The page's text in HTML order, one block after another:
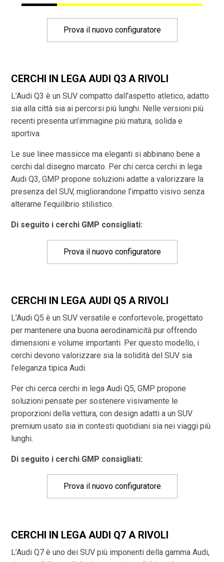
Prova il nuovo configuratore
CERCHI IN LEGA AUDI Q3 A RIVOLI
L’Audi Q3 è un SUV compatto dall’aspetto atletico, adatto
sia alla città sia ai percorsi più lunghi. Nelle versioni più
recenti presenta un’immagine più matura, solida e
sportiva.
Le sue linee massicce ma eleganti si abbinano bene a
cerchi dal disegno marcato. Per chi cerca cerchi in lega
Audi Q3, GMP propone soluzioni adatte a valorizzare la
presenza del SUV, migliorandone l’impatto visivo senza
alterarne l’equilibrio stilistico.
Di seguito i cerchi GMP consigliati:
Prova il nuovo configuratore
CERCHI IN LEGA AUDI Q5 A RIVOLI
L’Audi Q5 è un SUV versatile e confortevole, progettato
per mantenere una buona aerodinamicità pur offrendo
dimensioni e volume importanti. Per questo modello, i
cerchi devono valorizzare sia la solidità del SUV sia
l’eleganza tipica Audi.
Per chi cerca cerchi in lega Audi Q5, GMP propone
soluzioni pensate per sostenere visivamente le
proporzioni della vettura, con design adatti a un SUV
premium usato sia in contesti quotidiani sia nei viaggi più
lunghi.
Di seguito i cerchi GMP consigliati:
Prova il nuovo configuratore
CERCHI IN LEGA AUDI Q7 A RIVOLI
L’Audi Q7 è uno dei SUV più imponenti della gamma Audi,